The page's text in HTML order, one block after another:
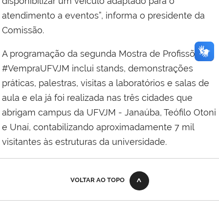
atendimento a eventos”, informa o presidente da
Comissão.
A programação da segunda Mostra de Profissões
#VempraUFVJM inclui stands, demonstrações
práticas, palestras, visitas a laboratórios e salas de
aula e ela já foi realizada nas três cidades que
abrigam campus da UFVJM - Janaúba, Teófilo Otoni
e Unaí, contabilizando aproximadamente 7 mil
visitantes às estruturas da universidade.
VOLTAR AO TOPO